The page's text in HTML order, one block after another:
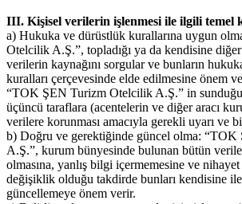
III. Kişisel verilerin işlenmesi ile ilgili temel
a) Hukuka ve dürüstlük kurallarına uygun
Otelcilik A.Ş.”, topladığı ya da kendisine
verilerin kaynağını sorgular ve bunların
kuralları çerçevesinde elde edilmesine önem
“TOK ŞEN Turizm Otelcilik A.Ş.” in
üçüncü taraflara (acentelerin ve diğer aracı
verilere korunması amacıyla gerekli uyarı ve
b) Doğru ve gerektiğinde güncel olma:
A.Ş.”, kurum bünyesinde bulunan bütün
olmasına, yanlış bilgi içermemesine ve
değişiklik olduğu takdirde bunları kendisine
güncellemeye önem verir.